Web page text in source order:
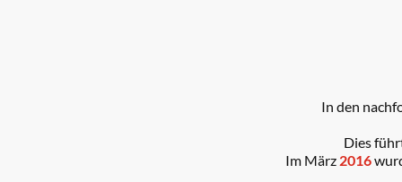
In den
Dies
Im März 2016